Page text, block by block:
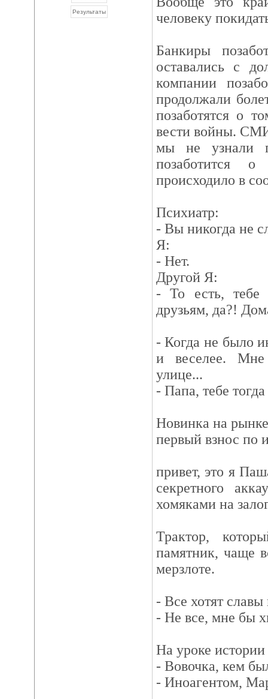
человеку
Банкиры
оставались с
компании
продолжали
позаботятся о
вести войны.
мы не узнали
позаботится
происходило в
Психиатр:
- Вы никогда не
Я:
- Нет.
Другой Я:
- То есть, тебе
друзьям, да?!
- Когда не было
и веселее.
улице...
- Папа, тебе
Новинка на
первый взнос по
привет, это я
секретного
хомяками на
Трактор,
памятник, чаще
мерзлоте.
- Все хотят славы
- Не все, мне бы
На уроке
- Вовочка, кем
- Иноагентом,